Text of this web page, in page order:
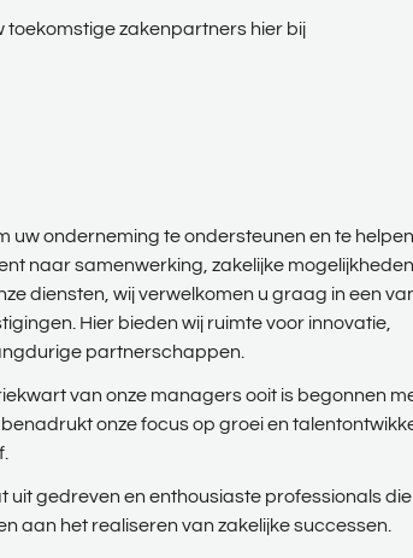
toekomstige zakenpartners hier bij
uw onderneming te ondersteunen en te
naar samenwerking, zakelijke
diensten, wij verwelkomen u graag in een
Hier bieden wij ruimte voor innovatie,
partnerschappen.
van onze managers ooit is begonnen
onze focus op groei en
uit gedreven en enthousiaste professionals
aan het realiseren van zakelijke successen.